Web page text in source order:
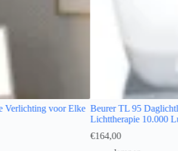
Verlichting voor Elke Beurer TL 95
Lichttherapie 10.000
€164,00